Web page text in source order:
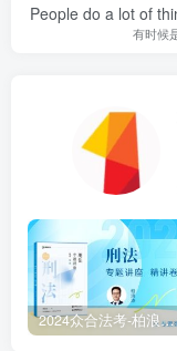
People do a lot of
有时候
2024众合法考-柏浪涛刑法-精讲卷pdf电子版（附视频1-76全）